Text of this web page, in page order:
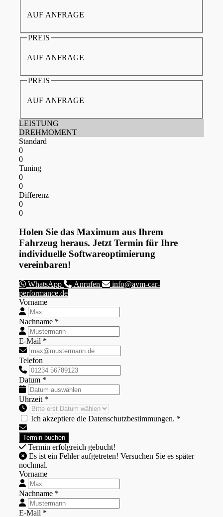
AUF ANFRAGE
PREIS
AUF ANFRAGE
PREIS
AUF ANFRAGE
LEISTUNG
DREHMOMENT
Standard
0
0
Tuning
0
0
Differenz
0
0
Holen Sie das Maximum aus Ihrem
Fahrzeug heraus. Jetzt Termin für Ihre
individuelle Softwareoptimierung
vereinbaren!
WhatsApp Anrufen
info@avm-car-
performance.de
Vorname
Nachname *
E-Mail *
Telefon
Datum *
Uhrzeit *
Ich akzeptiere die Datenschutzbestimmungen. *
Termin erfolgreich gebucht!
nochmal.
Vorname
Nachname *
E-Mail *